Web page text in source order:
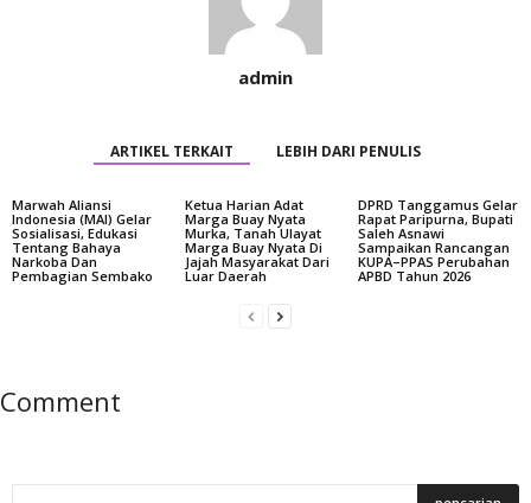
admin
ARTIKEL TERKAIT LEBIH DARI PENULIS
Marwah Aliansi
Indonesia (MAI) Gelar
Sosialisasi, Edukasi
Tentang Bahaya
Narkoba Dan
Pembagian Sembako
Ketua Harian Adat
Marga Buay Nyata
Murka, Tanah Ulayat
Marga Buay Nyata Di
Jajah Masyarakat Dari
Luar Daerah
DPRD Tanggamus Gelar
Rapat Paripurna, Bupati
Saleh Asnawi
Sampaikan Rancangan
KUPA–PPAS Perubahan
APBD Tahun 2026
Comment